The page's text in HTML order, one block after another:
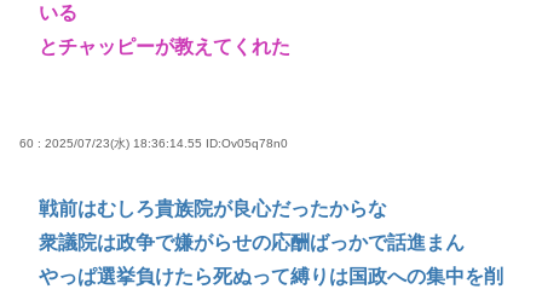
いる
とチャッピーが教えてくれた
60 : 2025/07/23(水) 18:36:14.55 ID:Ov05q78n0
戦前はむしろ貴族院が良心だったからな
衆議院は政争で嫌がらせの応酬ばっかで話進まん
やっぱ選挙負けたら死ぬって縛りは国政への集中を削